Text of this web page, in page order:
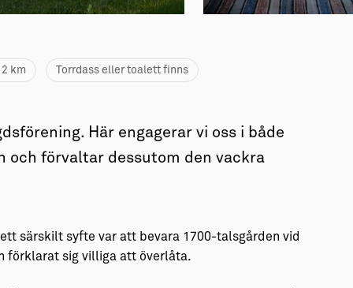
km Torrdass eller toalett finns
Här engagerar vi oss i både
och förvaltar dessutom den vackra
särskilt syfte var att bevara 1700-talsgården vid
förklarat sig villiga att överlåta.